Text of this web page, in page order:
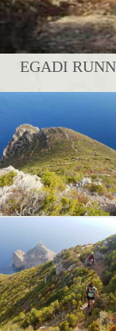
EGADI